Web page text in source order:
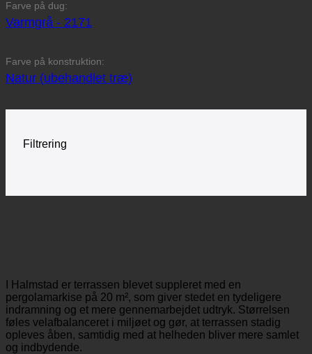
Farve på dug:
Varmgrå - 2171
Farve på konstruktion:
Natur (ubehandlet træ)
Filtrering
I Halmstad er terrassen blevet suppleret med en
pergolamarkise på 20 m², som giver stedet en tydeligere
indramning og et mere gennemarbejdet udtryk. Størrelsen
føles velafbalanceret i miljøet og gør, at terrassen stadig
opleves åben, samtidig med at helheden bliver mere samlet
og indbydende.